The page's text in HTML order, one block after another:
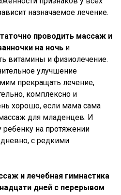
назначаемое лечение.
проводить массаж и
на ночь и
витамины и физиолечение.
улучшение
прекращать лечение,
комплексно и
хорошо, если мама сама
для младенцев. И
ребенку на протяжении
с редкими
и лечебная гимнастика
дней с перерывом